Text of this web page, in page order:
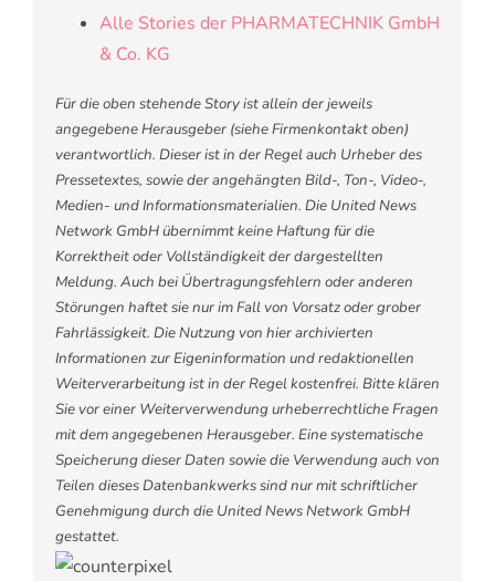
Alle Stories der PHARMATECHNIK GmbH
& Co. KG
Für die oben stehende Story ist allein der jeweils
angegebene Herausgeber (siehe Firmenkontakt oben)
verantwortlich. Dieser ist in der Regel auch Urheber des
Pressetextes, sowie der angehängten Bild-, Ton-, Video-,
Medien- und Informationsmaterialien. Die United News
Network GmbH übernimmt keine Haftung für die
Korrektheit oder Vollständigkeit der dargestellten
Meldung. Auch bei Übertragungsfehlern oder anderen
Störungen haftet sie nur im Fall von Vorsatz oder grober
Fahrlässigkeit. Die Nutzung von hier archivierten
Informationen zur Eigeninformation und redaktionellen
Weiterverarbeitung ist in der Regel kostenfrei. Bitte klären
Sie vor einer Weiterverwendung urheberrechtliche Fragen
mit dem angegebenen Herausgeber. Eine systematische
Speicherung dieser Daten sowie die Verwendung auch von
Teilen dieses Datenbankwerks sind nur mit schriftlicher
Genehmigung durch die United News Network GmbH
gestattet.